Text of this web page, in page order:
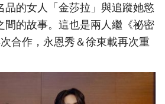
品的女人「金莎拉」與追蹤她慾
間的故事。這也是兩人繼《祕密
合作，永恩秀＆徐東載再次重